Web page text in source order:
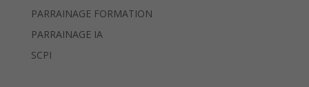
PARRAINAGE FORMATION
PARRAINAGE IA
SCPI